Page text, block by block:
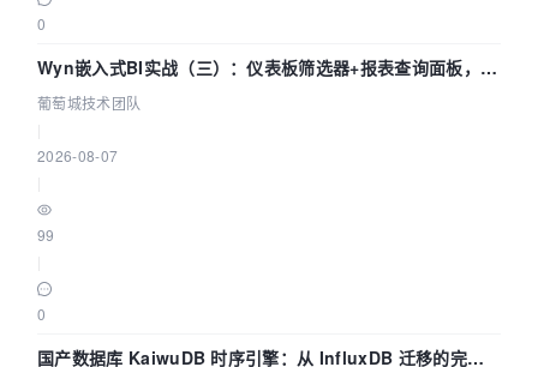
0
Wyn嵌入式BI实战（三）：仪表板筛选器+报表查询面板，参
数联动全闭环
葡萄城技术团队
2026-08-07
99
0
国产数据库 KaiwuDB 时序引擎：从 InfluxDB 迁移的完整